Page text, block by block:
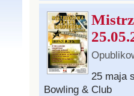
25 maja
Bowling & Club